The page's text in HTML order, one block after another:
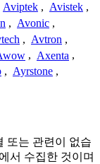
Aviptek , Avistek ,
, Avonic ,
, Avtron ,
, Axenta ,
, Ayrstone ,
또는 관련이 없습
서 수집한 것이며